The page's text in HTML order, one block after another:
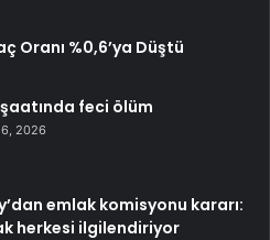
Oranı %0,6’ya Düştü
feci ölüm
2026
emlak komisyonu kararı:
herkesi ilgilendiriyor